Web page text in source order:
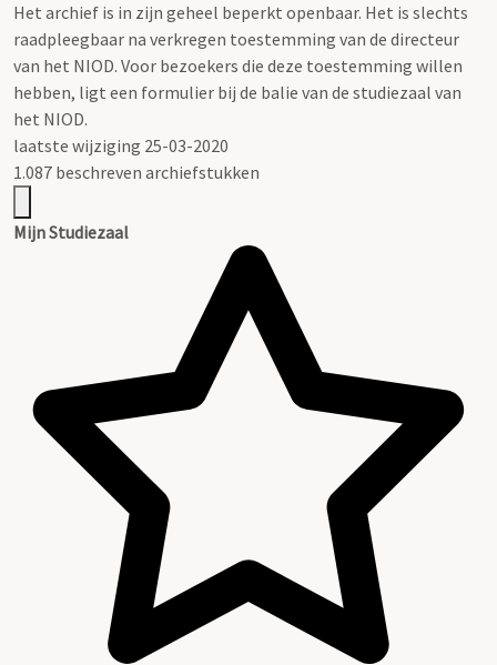
Het archief is in zijn geheel beperkt openbaar. Het is slechts
raadpleegbaar na verkregen toestemming van de directeur
van het NIOD. Voor bezoekers die deze toestemming willen
hebben, ligt een formulier bij de balie van de studiezaal van
het NIOD.
laatste wijziging 25-03-2020
1.087 beschreven archiefstukken
Mijn Studiezaal